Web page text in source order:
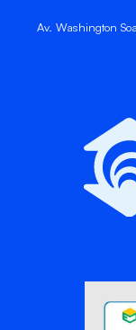
Av. Washington